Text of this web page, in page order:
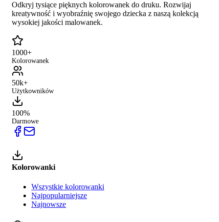
Odkryj tysiące pięknych kolorowanek do druku. Rozwijaj
kreatywność i wyobraźnię swojego dziecka z naszą kolekcją
wysokiej jakości malowanek.
1000+
Kolorowanek
50k+
Użytkowników
100%
Darmowe
Kolorowanki
Wszystkie kolorowanki
Najpopularniejsze
Najnowsze